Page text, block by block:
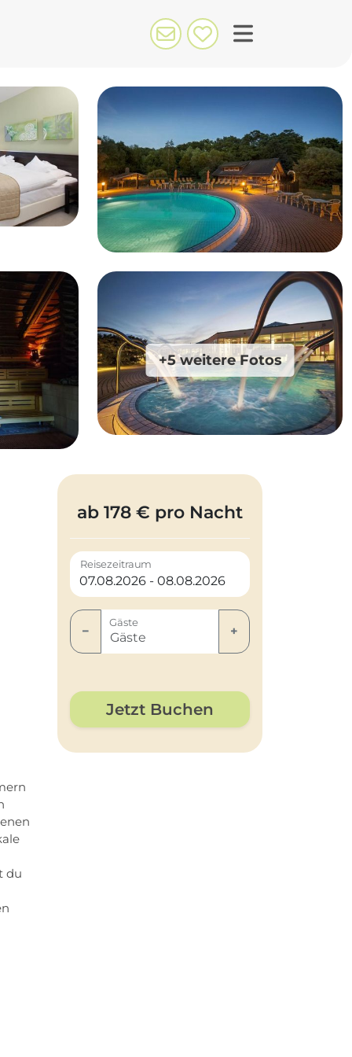
+5 weitere Fotos
du
ab 178 € pro Nacht
Reisezeitraum
− +
Gäste
Jetzt Buchen